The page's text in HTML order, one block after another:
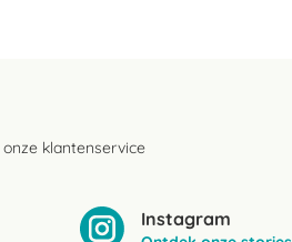
onze klantenservice
Instagram